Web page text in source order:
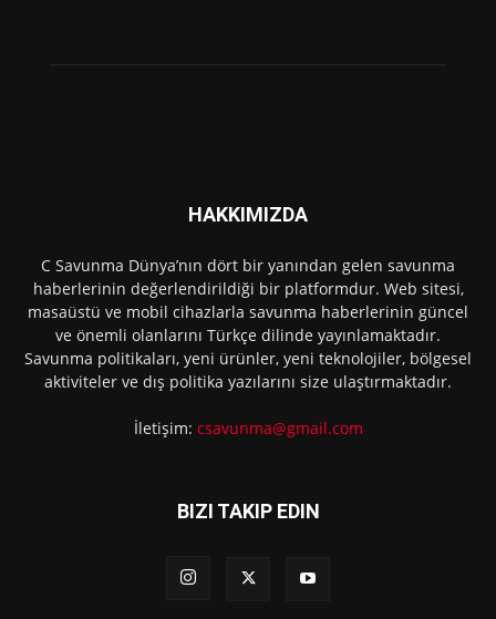
HAKKIMIZDA
C Savunma Dünya’nın dört bir yanından gelen savunma
haberlerinin değerlendirildiği bir platformdur. Web sitesi,
masaüstü ve mobil cihazlarla savunma haberlerinin güncel
ve önemli olanlarını Türkçe dilinde yayınlamaktadır.
Savunma politikaları, yeni ürünler, yeni teknolojiler, bölgesel
aktiviteler ve dış politika yazılarını size ulaştırmaktadır.
İletişim: csavunma@gmail.com
BIZI TAKIP EDIN